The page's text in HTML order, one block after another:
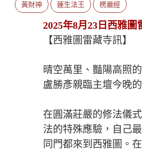
黃財神 蓮生法王 楞嚴經
2025年8月23日西雅
【西雅圖雷藏寺訊】
晴空萬里、豔陽高照
盧勝彥親臨主壇今晚
在圓滿莊嚴的修法儀
法的特殊應驗，自己
同門都來到西雅圖。